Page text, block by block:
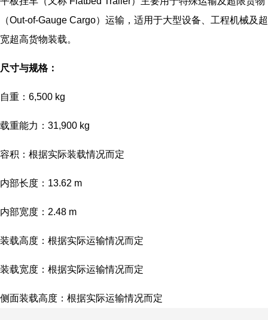
（Out-of-Gauge Cargo）运输，适用于大型设备、工程机械及超
宽超高货物装载。
尺寸与规格：
自重：6,500 kg
载重能力：31,900 kg
容积：根据实际装载情况而定
内部长度：13.62 m
内部宽度：2.48 m
装载高度：根据实际运输情况而定
装载宽度：根据实际运输情况而定
侧面装载高度：根据实际运输情况而定